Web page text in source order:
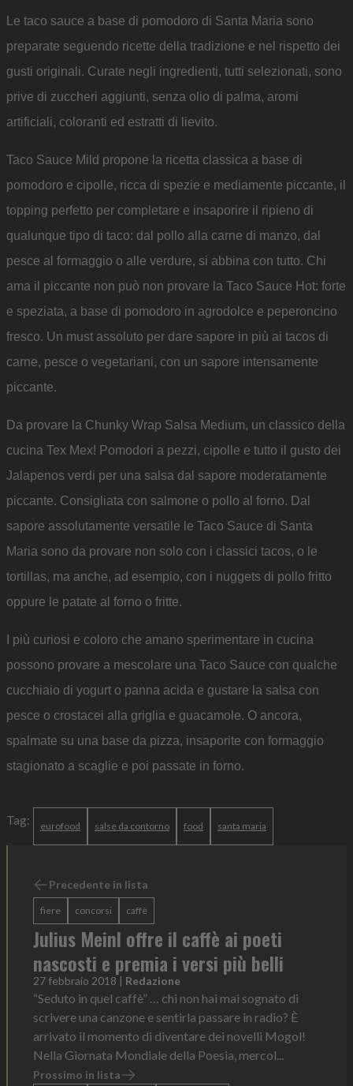
Le taco sauce a base di pomodoro di Santa Maria sono
preparate seguendo ricette della tradizione e nel rispetto dei
gusti originali. Curate negli ingredienti, tutti selezionati, sono
prive di zuccheri aggiunti, senza olio di palma, aromi
artificiali, coloranti ed estratti di lievito.
Taco Sauce Mild propone la ricetta classica a base di
pomodoro e cipolle, ricca di spezie e mediamente piccante, il
topping perfetto per completare e insaporire il ripieno di
qualunque tipo di taco: dal pollo alla carne di manzo, dal
pesce al formaggio o alle verdure, si abbina con tutto. Chi
ama il piccante non può non provare la Taco Sauce Hot: forte
e speziata, a base di pomodoro in agrodolce e peperoncino
fresco. Un must assoluto per dare sapore in più ai tacos di
carne, pesce o vegetariani, con un sapore intensamente
piccante.
Da provare la Chunky Wrap Salsa Medium, un classico della
cucina Tex Mex! Pomodori a pezzi, cipolle e tutto il gusto dei
Jalapenos verdi per una salsa dal sapore moderatamente
piccante. Consigliata con salmone o pollo al forno. Dal
sapore assolutamente versatile le Taco Sauce di Santa
Maria sono da provare non solo con i classici tacos, o le
tortillas, ma anche, ad esempio, con i nuggets di pollo fritto
oppure le patate al forno o fritte.
I più curiosi e coloro che amano sperimentare in cucina
possono provare a mescolare una Taco Sauce con qualche
cucchiaio di yogurt o panna acida e gustare la salsa con
pesce o crostacei alla griglia e guacamole. O ancora,
spalmate su una base da pizza, insaporite con formaggio
stagionato a scaglie e poi passate in forno.
Tag: eurofood salse da contorno food santa maria
Precedente in lista
fiere concorsi caffè
Julius Meinl offre il caffè ai poeti
nascosti e premia i versi più belli
27 febbraio 2018 | Redazione
“Seduto in quel caffè” … chi non hai mai sognato di
scrivere una canzone e sentirla passare in radio? È
arrivato il momento di diventare dei novelli Mogol!
Nella Giornata Mondiale della Poesia, mercol...
Prossimo in lista